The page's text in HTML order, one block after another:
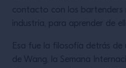
contacto con los bartenders
industria, para aprender de
Esa fue la filosofía detrás de
de Wang, la Semana